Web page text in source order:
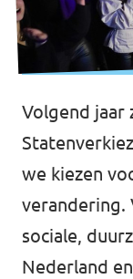
Werken bij
Contact
Volt There -
Charge -
Volgend jaar
we kiezen
verandering.
sociale,
Nederland